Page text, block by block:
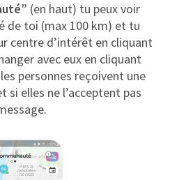
(en haut) tu peux voir
de toi (max 100 km) et tu
centre d’intérêt en cliquant
avec eux en cliquant
personnes reçoivent une
si elles ne l’acceptent pas